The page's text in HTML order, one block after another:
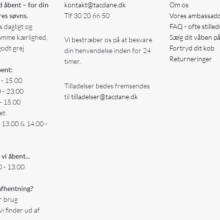
åbent – for din
søvns.
dagligt og
kærlighed,
grej
15.00
- 23.00
15.00
& 14.00 -
åbent...
- 13.00
brug
finder ud af
kontakt@tacdane.dk
Tlf 30 20 66 50
Vi bestræber os på at besvare
din henvendelse inden for 24
timer.
Tilladelser bedes fremsendes
til tilladelser@tacdane.dk
Om os
Vores
FAQ - ofte
Sælg dit våben
Fortryd dit køb
Returneringer